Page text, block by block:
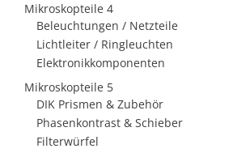
Mikroskopteile 4
Beleuchtungen / Netzteile
Lichtleiter / Ringleuchten
Elektronikkomponenten
Mikroskopteile 5
DIK Prismen & Zubehör
Phasenkontrast & Schieber
Filterwürfel